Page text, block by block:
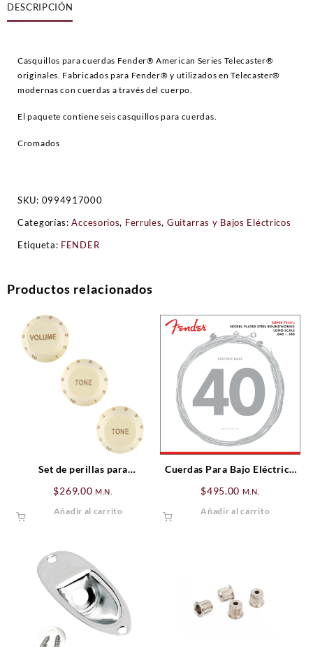
Ferrules
Cromados
DESCRIPCIÓN
Casquillos para cuerdas Fender® American Series Telecaster®
originales. Fabricados para Fender® y utilizados en Telecaster®
modernas con cuerdas a través del cuerpo.
El paquete contiene seis casquillos para cuerdas.
Cromados
SKU: 0994917000
Categorías:Accesorios, Ferrules, Guitarras y Bajos Eléctricos
Etiqueta: FENDER
Productos relacionados
Set de perillas para
$269.00 M.N.
Añadir al carrito
Cuerdas Para Bajo Eléctrico
$495.00 M.N.
Añadir al carrito